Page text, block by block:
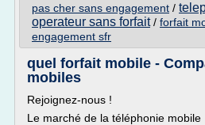
pas cher sans engagement /
operateur sans forfait/ forfait
engagement sfr
quel forfait mobile -
mobiles
Rejoignez-nous !
Le marché de la téléphonie mobile